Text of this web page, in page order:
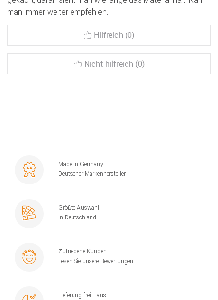
man immer weiter empfehlen.
Hilfreich (0)
Nicht hilfreich (0)
Made in Germany
Deutscher Markenhersteller
Größte Auswahl
in Deutschland
Zufriedene Kunden
Lesen Sie unsere Bewertungen
Lieferung frei Haus